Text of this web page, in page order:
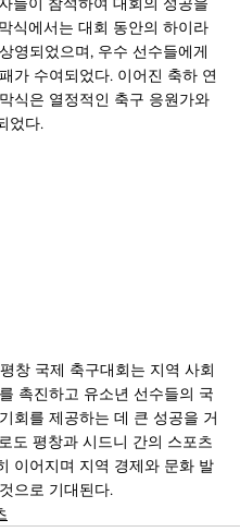
식에서는 대회 동안의 하이라
영되었으며, 우수 선수들에게
가 수여되었다. 이어진 축하 연
식은 열정적인 축구 응원가와
었다.
창 국제 축구대회는 지역 사회
촉진하고 유소년 선수들의 국
회를 제공하는 데 큰 성공을 거
도 평창과 시드니 간의 스포츠
이어지며 지역 경제와 문화 발
으로 기대된다.